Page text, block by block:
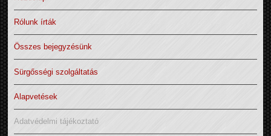
Rólunk írták
Összes bejegyzésünk
Sürgősségi szolgáltatás
Alapvetések
Adatvédelmi tájékoztató